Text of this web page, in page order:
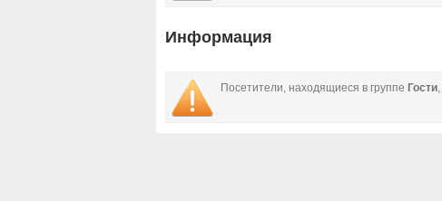
Информация
Посетители, находящиеся в группе Гости